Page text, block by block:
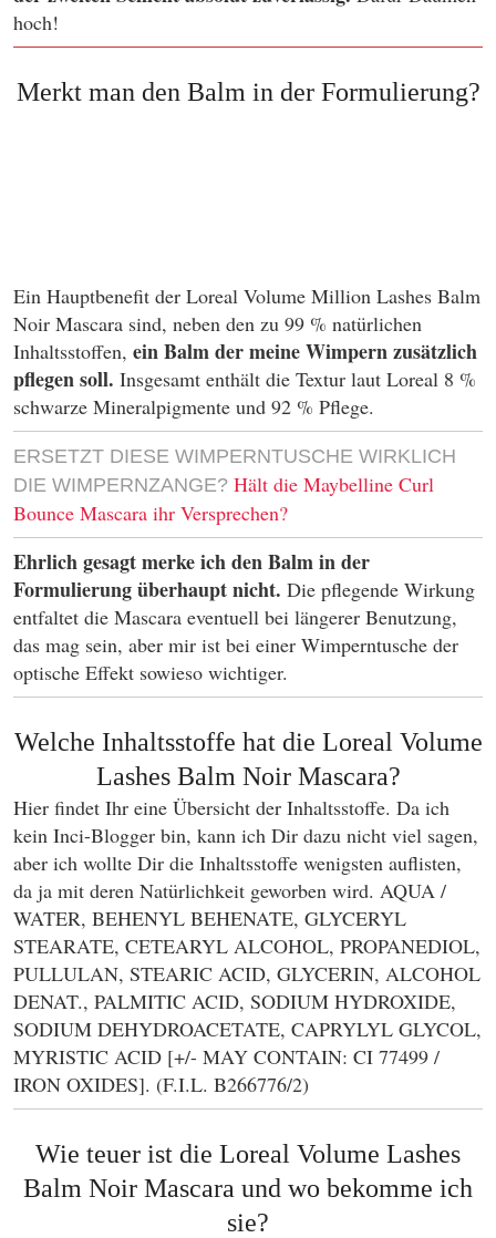
hoch!
Merkt man den Balm in der Formulierung?
Ein Hauptbenefit der Loreal Volume Million Lashes Balm
Noir Mascara sind, neben den zu 99 % natürlichen
Inhaltsstoffen, ein Balm der meine Wimpern zusätzlich
pflegen soll. Insgesamt enthält die Textur laut Loreal 8 %
schwarze Mineralpigmente und 92 % Pflege.
ERSETZT DIESE WIMPERNTUSCHE WIRKLICH
DIE WIMPERNZANGE? Hält die Maybelline Curl
Bounce Mascara ihr Versprechen?
Ehrlich gesagt merke ich den Balm in der
Formulierung überhaupt nicht. Die pflegende Wirkung
entfaltet die Mascara eventuell bei längerer Benutzung,
das mag sein, aber mir ist bei einer Wimperntusche der
optische Effekt sowieso wichtiger.
Welche Inhaltsstoffe hat die Loreal Volume
Lashes Balm Noir Mascara?
Hier findet Ihr eine Übersicht der Inhaltsstoffe. Da ich
kein Inci-Blogger bin, kann ich Dir dazu nicht viel sagen,
aber ich wollte Dir die Inhaltsstoffe wenigsten auflisten,
da ja mit deren Natürlichkeit geworben wird. AQUA /
WATER, BEHENYL BEHENATE, GLYCERYL
STEARATE, CETEARYL ALCOHOL, PROPANEDIOL,
PULLULAN, STEARIC ACID, GLYCERIN, ALCOHOL
DENAT., PALMITIC ACID, SODIUM HYDROXIDE,
SODIUM DEHYDROACETATE, CAPRYLYL GLYCOL,
MYRISTIC ACID [+/- MAY CONTAIN: CI 77499 /
IRON OXIDES]. (F.I.L. B266776/2)
Wie teuer ist die Loreal Volume Lashes
Balm Noir Mascara und wo bekomme ich
sie?